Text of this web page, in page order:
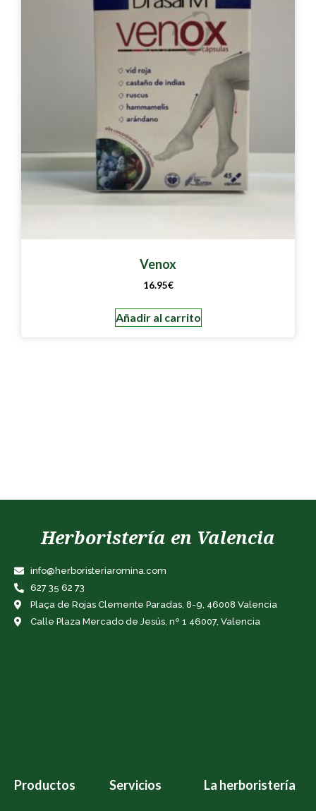
Venox
16.95€
Añadir al carrito
Herboristería en Valencia
info@herboristeriaromina.com
627 35 62 73
Plaça de Rojas Clemente Paradas, 8-9, 46008 Valencia
Calle Plaza Mercado de Jesús, nº 1 46007, Valencia
Productos Servicios La herboristería